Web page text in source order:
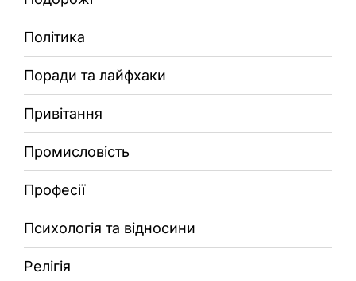
Політика
Поради та лайфхаки
Привітання
Промисловість
Професії
Психологія та відносини
Релігія